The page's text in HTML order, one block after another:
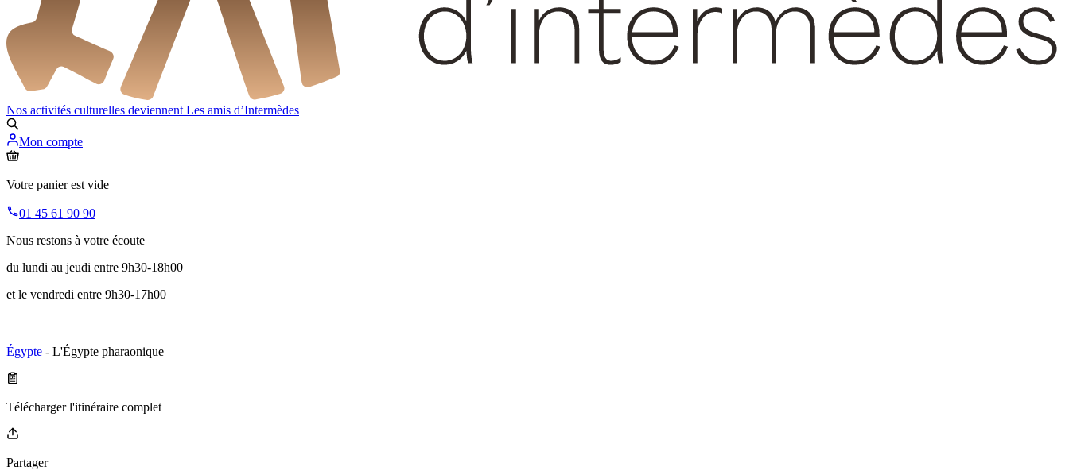
Nos activités culturelles deviennent Les amis d’Intermèdes
Mon compte
Votre panier est vide
01 45 61 90 90
Nous restons à votre écoute
du lundi au jeudi entre 9h30-18h00
et le vendredi entre 9h30-17h00
Égypte - L'Égypte pharaonique
Télécharger l'itinéraire complet
Partager